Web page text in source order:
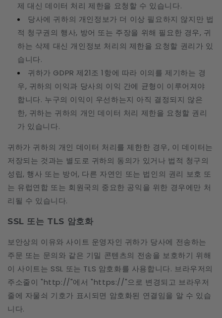
제 대신 데이터 처리 제한을 요청할 수 있습니다.
당사에 귀하의 개인정보가 더 이상 필요하지 않지만 법
적 청구권의 행사, 방어 또는 주장을 위해 필요한 경우, 귀
하는 삭제 대신 개인정보 처리의 제한을 요청할 권리가 있
습니다.
귀하가 GDPR 제21조 1항에 따라 이의를 제기하는 경
우, 귀하의 이익과 당사의 이익 간에 균형이 이루어져야
합니다. 누구의 이익이 우선하는지 아직 결정되지 않은
한, 귀하는 귀하의 개인 데이터 처리 제한을 요청할 권리
가 있습니다.
귀하가 귀하의 개인 데이터 처리를 제한한 경우, 이 데이터는
저장되는 것과는 별도로 귀하의 동의가 있거나 법적 청구의
성립, 행사 또는 방어, 다른 자연인 또는 법인의 권리 보호 또
는 유럽연합 또는 회원국의 중요한 공익을 위한 경우에만 처
리될 수 있습니다.
SSL 또는 TLS 암호화
보안상의 이유와 사이트 운영자인 귀하가 당사에 전송하는
주문 또는 문의와 같은 기밀 콘텐츠의 전송을 보호하기 위해
이 사이트는 SSL 또는 TLS 암호화를 사용합니다. 브라우저의
주소줄이 "http://"에서 "https://"으로 변경되고 브라우저
줄에 자물쇠 기호가 표시되면 암호화된 연결임을 알 수 있습
니다.